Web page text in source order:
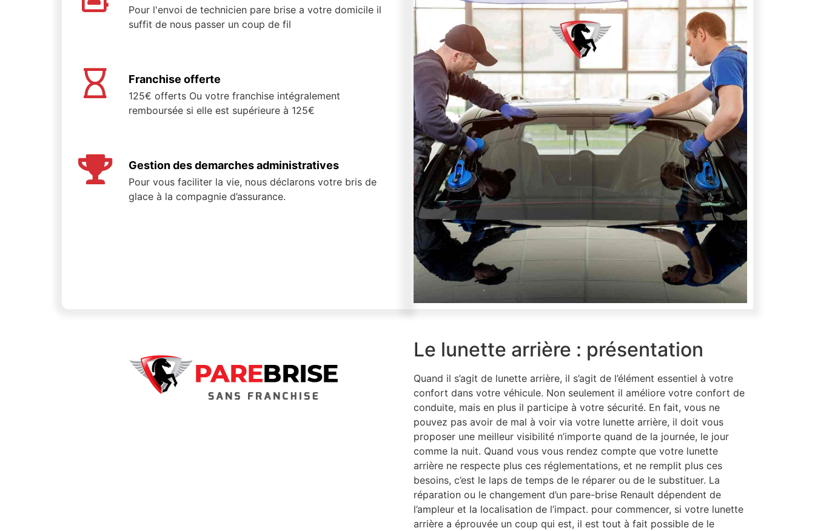
Pour l'envoi de technicien pare brise a votre domicile il
suffit de nous passer un coup de fil
Franchise offerte
125€ offerts Ou votre franchise intégralement
remboursée si elle est supérieure à 125€
Gestion des demarches administratives
Pour vous faciliter la vie, nous déclarons votre bris de
glace à la compagnie d’assurance.
Le lunette arrière : présentation
Quand il s’agit de lunette arrière, il s’agit de l’élément essentiel à votre
confort dans votre véhicule. Non seulement il améliore votre confort de
conduite, mais en plus il participe à votre sécurité. En fait, vous ne
pouvez pas avoir de mal à voir via votre lunette arrière, il doit vous
proposer une meilleur visibilité n’importe quand de la journée, le jour
comme la nuit. Quand vous vous rendez compte que votre lunette
arrière ne respecte plus ces réglementations, et ne remplit plus ces
besoins, c’est le laps de temps de le réparer ou de le substituer. La
réparation ou le changement d’un pare-brise Renault dépendent de
l’ampleur et la localisation de l’impact. pour commencer, si votre lunette
arrière a éprouvée un coup qui est, il est tout à fait possible de le